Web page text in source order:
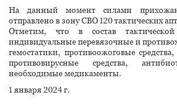
На данный момент силами
отправлено в зону СВО 120 тактических
Отметим, что в состав
индивидуальные перевязочные и
гемостатики, противоожоговые
противовирусные средства,
необходимые медикаменты.
1 января 2024 г.